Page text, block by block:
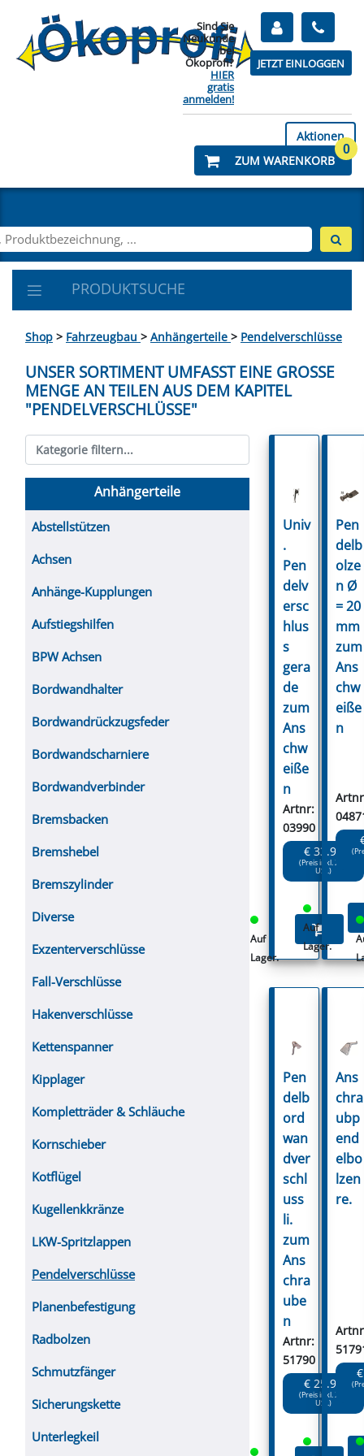
Sind Sie
Neukunde
bei
Ökoprofi?
HIER
gratis
anmelden!
JETZT EINLOGGEN
Aktionen
ZUM WARENKORB
0
PRODUKTSUCHE
Shop > Fahrzeugbau > Anhängerteile > Pendelverschlüsse
UNSER SORTIMENT UMFASST EINE GROSSE M
ENGE AN TEILEN AUS DEM KAPITEL "
PENDELVERSCHLÜSSE"
Anhängerteile
Abstellstützen
Achsen
Anhänge-Kupplungen
Aufstiegshilfen
BPW Achsen
Bordwandhalter
Bordwandrückzugsfeder
Bordwandscharniere
Bordwandverbinder
Bremsbacken
Bremshebel
Bremszylinder
Diverse
Exzenterverschlüsse
Fall-Verschlüsse
Hakenverschlüsse
Kettenspanner
Kipplager
Kompletträder & Schläuche
Kornschieber
Kotflügel
Kugellenkkränze
LKW-Spritzlappen
Pendelverschlüsse
Planenbefestigung
Radbolzen
Schmutzfänger
Sicherungskette
Unterlegkeil
Univ
.
Pen
delv
ersc
hlus
s
gera
de
zum
Ans
chw
eiße
n
Artnr:
03990
€ 33.90
(Preis inkl. 20%
USt.)
Auf
Lager.
Pen
delb
olze
n Ø
= 20
mm
zum
Ans
chw
eiße
n
Auf
Lager.
Pen
delb
ord
wan
dver
schl
uss
li.
zum
Ans
chra
ube
n
Artnr:
51790
€ 25.90
(Preis inkl. 20%
USt.)
Ans
chra
ubp
end
elbo
lzen
re.